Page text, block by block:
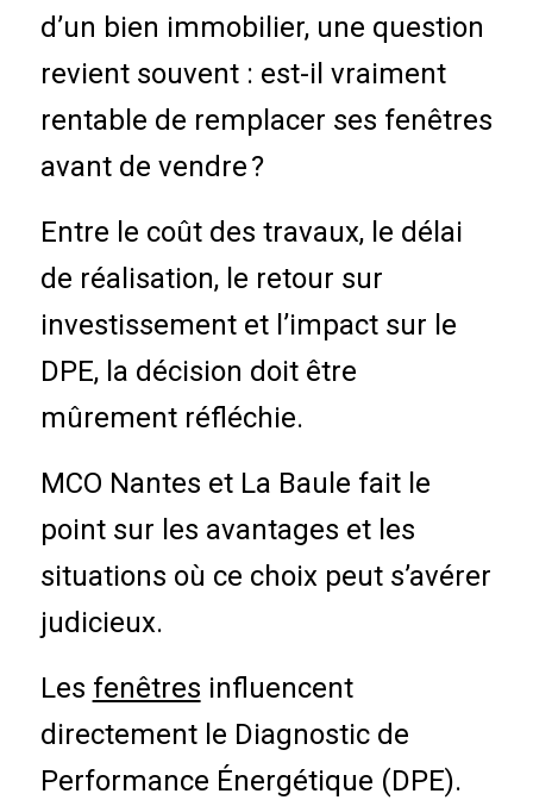
d’un bien immobilier, une question
revient souvent : est-il vraiment
rentable de remplacer ses fenêtres
avant de vendre ?
Entre le coût des travaux, le délai
de réalisation, le retour sur
investissement et l’impact sur le
DPE, la décision doit être
mûrement réfléchie.
MCO Nantes et La Baule fait le
point sur les avantages et les
situations où ce choix peut s’avérer
judicieux.
Les fenêtres influencent
directement le Diagnostic de
Performance Énergétique (DPE).